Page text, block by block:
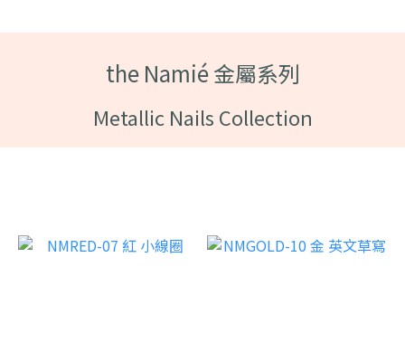
the Namié 金屬系列
Metallic Nails Collection